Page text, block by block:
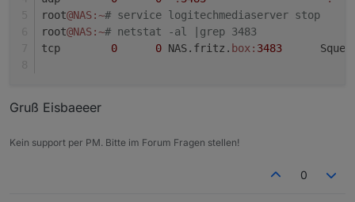
root@NAS:~# service logitechmediaserver stop
root@NAS:~# netstat -al |grep 3483
tcp 0 0 NAS.fritz. box: 3483
Gruß Eisbaeeer
Kein support per PM. Bitte im Forum Fragen stellen!
0